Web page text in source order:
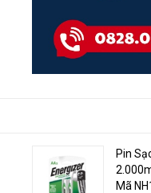
Pin
Mã